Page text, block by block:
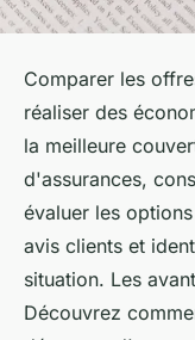
Comparer les
réaliser des
la meilleure
d'assurances,
évaluer les
avis clients et
situation. Les
Découvrez